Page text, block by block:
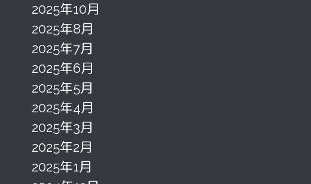
2025年10月
2025年8月
2025年7月
2025年6月
2025年5月
2025年4月
2025年3月
2025年2月
2025年1月